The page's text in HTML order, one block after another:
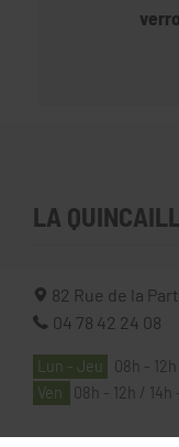
LA
82 Rue de la
04 78 42 24 08
Lun - Jeu
Ven
08h - 12h / 14h